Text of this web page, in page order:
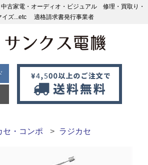
古家電・オーディオ・ビジュアル 修理・買取り・
イズ...etc 適格請求書発行事業者
セ・コンポ ラジカセ